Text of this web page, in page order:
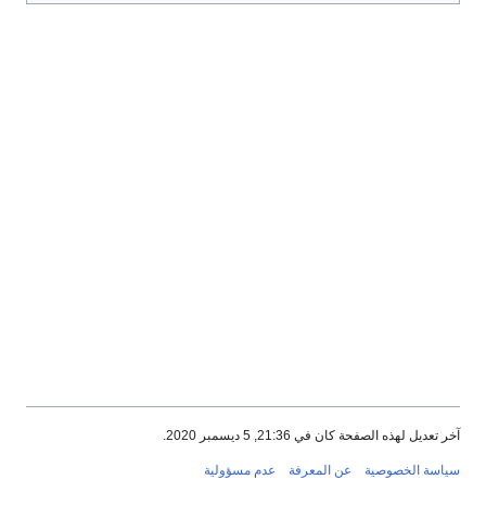
آخر تعديل لهذه الصفحة كان في 21:36, 5 ديسمبر 2020.
سياسة الخصوصية عن المعرفة عدم مسؤولية